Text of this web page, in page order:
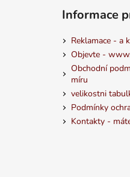
Informace
Reklamace - a
Objevte -
Obchodní
míru
velikostni
Podmínky
Kontakty -